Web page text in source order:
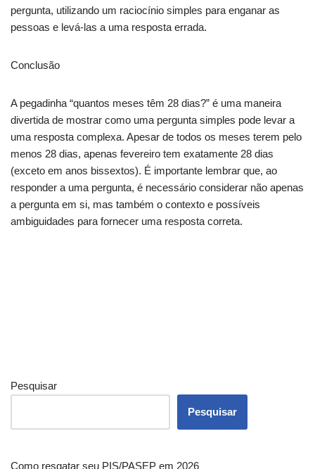
pergunta, utilizando um raciocínio simples para enganar as
pessoas e levá-las a uma resposta errada.
Conclusão
A pegadinha “quantos meses têm 28 dias?” é uma maneira
divertida de mostrar como uma pergunta simples pode levar a
uma resposta complexa. Apesar de todos os meses terem pelo
menos 28 dias, apenas fevereiro tem exatamente 28 dias
(exceto em anos bissextos). É importante lembrar que, ao
responder a uma pergunta, é necessário considerar não apenas
a pergunta em si, mas também o contexto e possíveis
ambiguidades para fornecer uma resposta correta.
Pesquisar
Pesquisar
Como resgatar seu PIS/PASEP em 2026